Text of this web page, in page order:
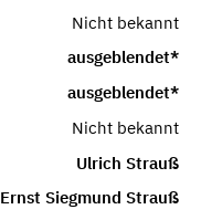
Nicht bekannt
ausgeblendet*
ausgeblendet*
Nicht bekannt
Ulrich Strauß
Ernst Siegmund Strauß